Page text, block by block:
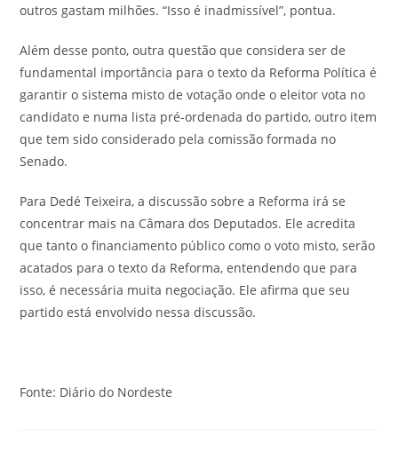
outros gastam milhões. “Isso é inadmissível”, pontua.
Além desse ponto, outra questão que considera ser de
fundamental importância para o texto da Reforma Política é
garantir o sistema misto de votação onde o eleitor vota no
candidato e numa lista pré-ordenada do partido, outro item
que tem sido considerado pela comissão formada no
Senado.
Para Dedé Teixeira, a discussão sobre a Reforma irá se
concentrar mais na Câmara dos Deputados. Ele acredita
que tanto o financiamento público como o voto misto, serão
acatados para o texto da Reforma, entendendo que para
isso, é necessária muita negociação. Ele afirma que seu
partido está envolvido nessa discussão.
Fonte: Diário do Nordeste